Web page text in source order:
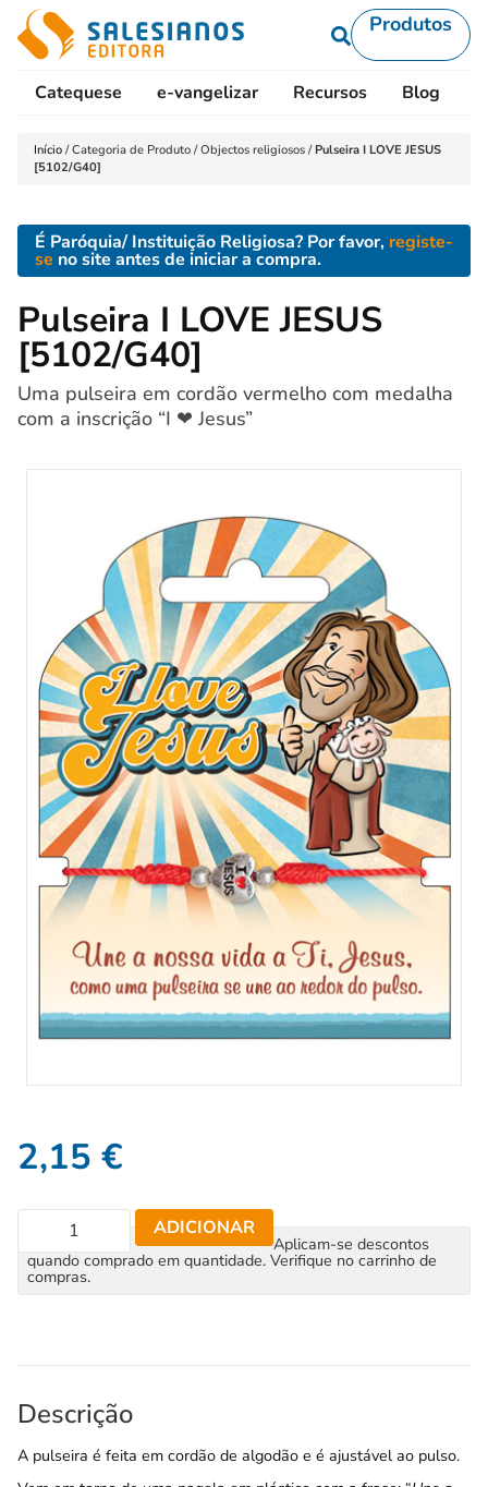
Produtos
Catequese e-vangelizar Recursos Blog
Início /Categoria de Produto /Objectos religiosos /Pulseira I LOVE JESUS
[5102/G40]
É Paróquia/ Instituição Religiosa? Por favor, registe-
se no site antes de iniciar a compra.
Pulseira I LOVE JESUS
[5102/G40]
Uma pulseira em cordão vermelho com medalha
com a inscrição “I ❤ Jesus”
2,15 €
ADICIONAR
Aplicam-se descontos
quando comprado em quantidade. Verifique no carrinho de
compras.
Descrição
A pulseira é feita em cordão de algodão e é ajustável ao pulso.